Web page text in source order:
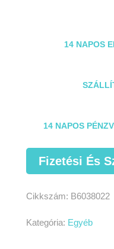
14 NAPOS
14 NAPOS
Fizetési És
Cikkszám: B6038022
Kategória: Egyéb